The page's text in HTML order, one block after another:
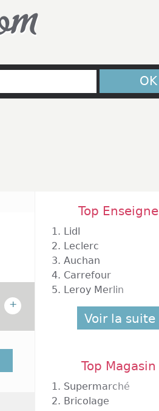
OK
+
du
Marne
Top Enseigne
1. Lidl
2. Leclerc
3. Auchan
4. Carrefour
5. Leroy Merlin
Voir la suite
Top Magasin
1. Supermarché
2. Bricolage